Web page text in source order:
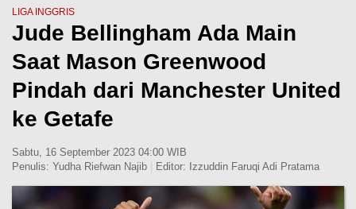
LIGA INGGRIS
LIGA ITALIA
LIGA SPANYOL
LIGA CHAMPIONS
LIGA PRANCIS
LIGA EUROPA
OTOMANIA
FUTSAL
OLIMPIK
E-SPORT
INFOGRAFIS
GALERI FOTO
TEMPAT OLAHRAGA
PASUKAN SEHAT
LIGA INGGRIS
Jude Bellingham Ada Main
Saat Mason Greenwood
Pindah dari Manchester United
ke Getafe
Sabtu, 16 September 2023 04:00 WIB
Penulis: Yudha Riefwan Najib Editor: Izzuddin Faruqi Adi Pratama